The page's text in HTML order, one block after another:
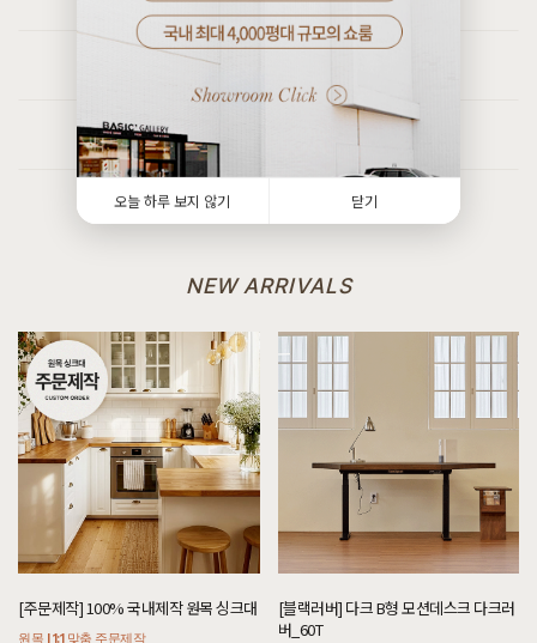
오늘 하루 보지 않기 닫기
[[한정특가] [윌라] 세라믹소파테이블]
5월 26일 경기 하남 박**고객님 설치후기입니다
[[한정특가] [바론] 패브릭 1인용소파/스툴 세트]
8월 3일 경기 시흥 정**고객님 설치후기입니다
8월 3일 서울 강남 이**고객님 설치후기입니다
8월 3일 서울 강남 이**고객님 설치후기입니다
8월 3일 서울 강남 이**고객님 주문제작 설치후기입니다
[[헤리티지월넛] AO형 의자 프로스트]
8월 3일 경기 김포 조**고객님 설치후기입니다
[[헤리티지월넛] AO형 의자 폰]
8월 3일 경기 김포 조**고객님 설치후기입니다
[[헤리티지월넛] C형 전신거울]
8월 3일 경기 김포 조**고객님 설치후기입니다
[[까사] L형 수납장]
8월 3일 서울 강남 정**고객님 주문제작 설치후기입니다
[[커스텀리뷰] 1:1 맞춤 주문제작 제품 & 신제품 배송설치 포토후기]
[[커스텀리뷰] 1:1 맞춤 주문제작 제품 & 신제품 배송설치 포토후기]
8월 4일 경기 화성 이**고객님 주문제작 설치후기입니다
[[커스텀리뷰] 1:1 맞춤 주문제작 제품 & 신제품 배송설치 포토후기]
8월 3일 인천 검단 송**고객님 주문제작 설치후기입니다
7월 27일 인천 검단 최**고객님 주문제작 설치후기입니다
NEW ARRIVALS
[주문제작] 100% 국내제작 원목 싱크대
원목 | 1:1 맞춤 주문제작
[블랙러버] 다크 B형 모션데스크 다크러
버_60T